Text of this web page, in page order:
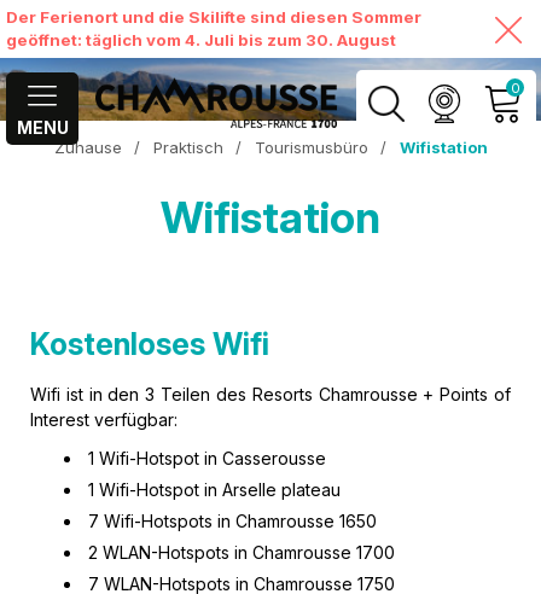
Der Ferienort und die Skilifte sind diesen Sommer
geöffnet: täglich vom 4. Juli bis zum 30. August
MENU
0
MEIN KONTO
MEINEN WARENKORB
Zuhause / Praktisch / Tourismusbüro / Wifistation
Wifistation
Kostenloses Wifi
Wifi ist in den 3 Teilen des Resorts Chamrousse + Points of
Interest verfügbar:
1 Wifi-Hotspot in Casserousse
1 Wifi-Hotspot in Arselle plateau
7 Wifi-Hotspots in Chamrousse 1650
2 WLAN-Hotspots in Chamrousse 1700
7 WLAN-Hotspots in Chamrousse 1750